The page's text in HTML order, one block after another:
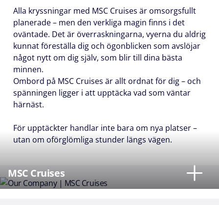
Alla kryssningar med MSC Cruises är omsorgsfullt
planerade – men den verkliga magin finns i det
oväntade. Det är överraskningarna, vyerna du aldrig
kunnat föreställa dig och ögonblicken som avslöjar
något nytt om dig själv, som blir till dina bästa
minnen.
Ombord på MSC Cruises är allt ordnat för dig – och
spänningen ligger i att upptäcka vad som väntar
härnäst.
För upptäckter handlar inte bara om nya platser –
utan om oförglömliga stunder längs vägen.
MSC Cruises